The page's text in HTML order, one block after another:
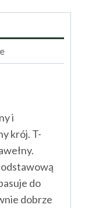
i
krój. T-
do
dobrze